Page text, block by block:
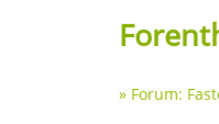
» Forum: